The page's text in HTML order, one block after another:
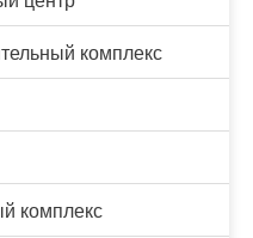
комплекс
комплекс